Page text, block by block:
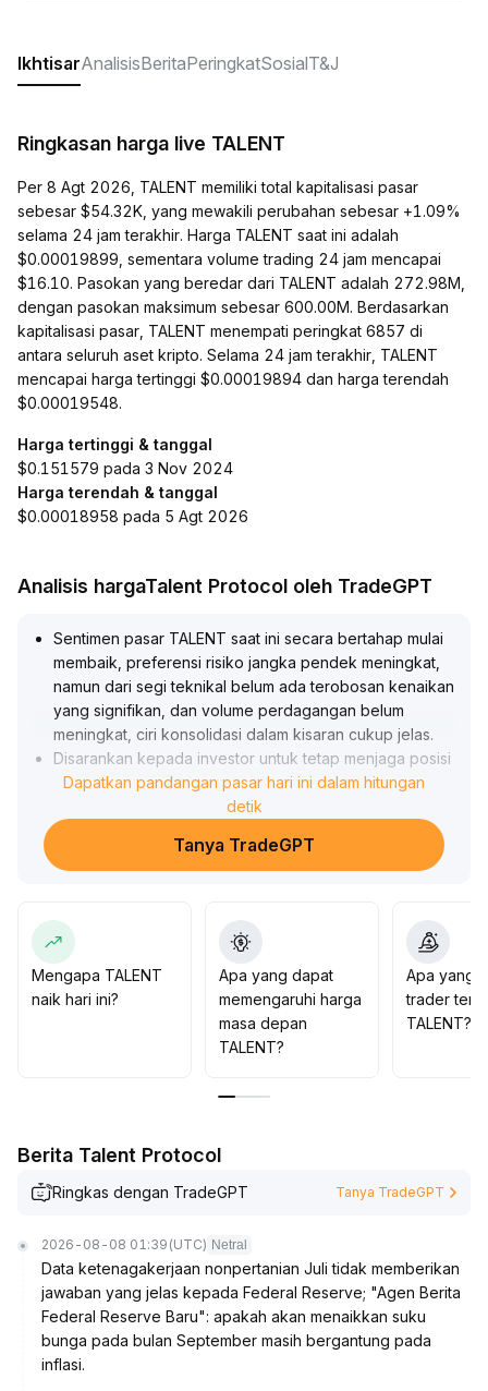
IkhtisarAnalisisBeritaPeringkatSosialT&J
Ringkasan harga live TALENT
Per 8 Agt 2026, TALENT memiliki total kapitalisasi pasar
sebesar $54.32K, yang mewakili perubahan sebesar +1.09%
selama 24 jam terakhir. Harga TALENT saat ini adalah
$0.00019899, sementara volume trading 24 jam mencapai
$16.10. Pasokan yang beredar dari TALENT adalah 272.98M,
dengan pasokan maksimum sebesar 600.00M. Berdasarkan
kapitalisasi pasar, TALENT menempati peringkat 6857 di
antara seluruh aset kripto. Selama 24 jam terakhir, TALENT
mencapai harga tertinggi $0.00019894 dan harga terendah
$0.00019548.
Harga tertinggi & tanggal
$0.151579 pada 3 Nov 2024
Harga terendah & tanggal
$0.00018958 pada 5 Agt 2026
Analisis hargaTalent Protocol oleh TradeGPT
Sentimen pasar TALENT saat ini secara bertahap mulai
membaik, preferensi risiko jangka pendek meningkat,
namun dari segi teknikal belum ada terobosan kenaikan
yang signifikan, dan volume perdagangan belum
meningkat, ciri konsolidasi dalam kisaran cukup jelas.
Disarankan kepada investor untuk tetap menjaga posisi
ringan dan mengamati, serta menghindari risiko
penarikan akibat breakout palsu sebelum adanya
terobosan yang jelas pada garis rata-rata utama atau
level tertinggi sebelumnya (referensi kuantitatif: rentang
Penataan jangka menengah dan panjang masih perlu
menggabungkan kemajuan fundamental proyek dengan
konfirmasi teknikal, serta hati-hati dalam pemilihan
waktu investasi
Dapatkan pandangan pasar hari ini dalam hitungan
detik
Tanya TradeGPT
Mengapa TALENT
naik hari ini?
Apa yang dapat
memengaruhi harga
masa depan
TALENT?
Apa yang
trader
TALENT?
Berita Talent Protocol
Ringkas dengan TradeGPT Tanya TradeGPT
2026-08-08 01:39 (UTC) Netral
Data ketenagakerjaan nonpertanian Juli tidak memberikan
jawaban yang jelas kepada Federal Reserve; "Agen Berita
Federal Reserve Baru": apakah akan menaikkan suku
bunga pada bulan September masih bergantung pada
inflasi.